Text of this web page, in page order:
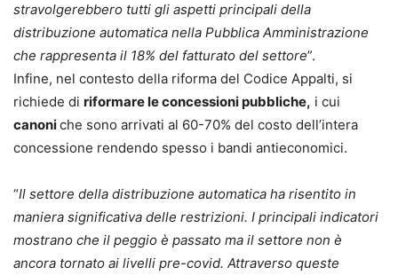
stravolgerebbero tutti gli aspetti principali della
distribuzione automatica nella Pubblica Amministrazione
che rappresenta il 18% del fatturato del settore”.
Infine, nel contesto della riforma del Codice Appalti, si
richiede di riformare le concessioni pubbliche, i cui
canoniche sono arrivati al 60-70% del costo dell’intera
concessione rendendo spesso i bandi antieconomici.
“Il settore della distribuzione automatica ha risentito in
maniera significativa delle restrizioni. I principali indicatori
mostrano che il peggio è passato ma il settore non è
ancora tornato ai livelli pre-covid. Attraverso queste